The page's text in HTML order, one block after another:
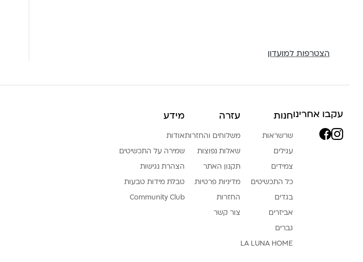
הצטרפות למועדון
עקבו אחרינוחנות
שרשראות
עגילים
צמידים
כל התכשיטים
בגדים
אביזרים
גברים
LA LUNA HOME
עזרה
משלוחים והחזרות
שאלות נפוצות
תקנון האתר
מדיניות פרטיות
החזרות
צור קשר
מידע
אודות
שמירה על התכשיטים
הצהרת נגישות
טבלת מידות טבעות
Community Club